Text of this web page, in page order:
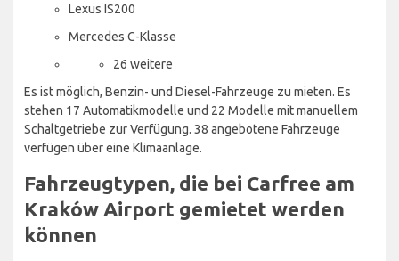
Lexus IS200
Mercedes C-Klasse
26 weitere
Es ist möglich, Benzin- und Diesel-Fahrzeuge zu mieten. Es
stehen 17 Automatikmodelle und 22 Modelle mit manuellem
Schaltgetriebe zur Verfügung. 38 angebotene Fahrzeuge
verfügen über eine Klimaanlage.
Fahrzeugtypen, die bei Carfree am
Kraków Airport gemietet werden
können